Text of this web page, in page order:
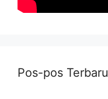
Pos-pos Terbaru